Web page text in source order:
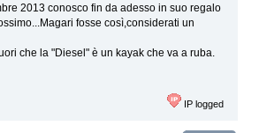
2013 conosco fin da adesso in suo regalo
fosse così,considerati un
che la "Diesel" è un kayak che va a ruba.
IP logged